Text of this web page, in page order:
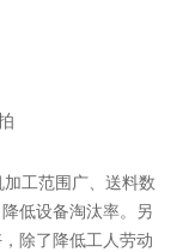
拍
工范围广、送料数
低设备淘汰率。另
除了降低工人劳动